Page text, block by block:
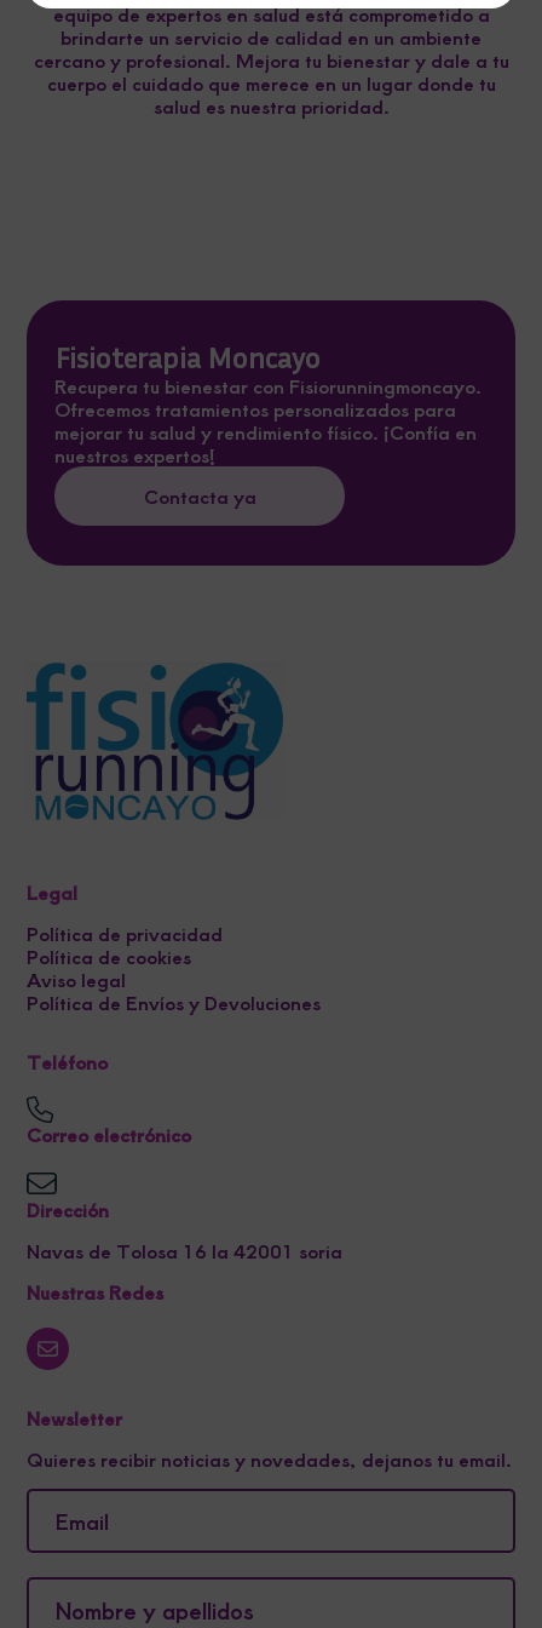
equipo de expertos en salud está comprometido a
brindarte un servicio de calidad en un ambiente
cercano y profesional. Mejora tu bienestar y dale a tu
cuerpo el cuidado que merece en un lugar donde tu
salud es nuestra prioridad.
Fisioterapia Moncayo
Recupera tu bienestar con Fisiorunningmoncayo.
Ofrecemos tratamientos personalizados para
mejorar tu salud y rendimiento físico. ¡Confía en
nuestros expertos!
Contacta ya
Legal
Política de privacidad
Política de cookies
Aviso legal
Política de Envíos y Devoluciones
Teléfono
Correo electrónico
Dirección
Navas de Tolosa 16 la 42001 soria
Nuestras Redes
Newsletter
Quieres recibir noticias y novedades, dejanos tu email.